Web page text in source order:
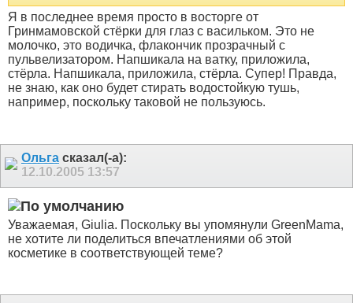
Я в последнее время просто в восторге от
Гринмамовской стёрки для глаз с васильком. Это не
молочко, это водичка, флакончик прозрачный с
пульвелизатором. Напшикала на ватку, приложила,
стёрла. Напшикала, приложила, стёрла. Супер! Правда,
не знаю, как оно будет стирать водостойкую тушь,
например, поскольку таковой не пользуюсь.
Ольга сказал(-а):
12.10.2005 13:57
Уважаемая, Giulia. Поскольку вы упомянули GreenMama,
не хотите ли поделиться впечатлениями об этой
косметике в соответствующей теме?